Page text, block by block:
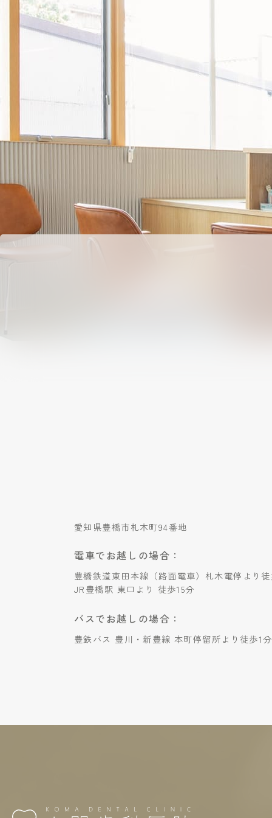
愛知県豊橋市札木町94番地
電車でお越しの場合：
豊橋鉄道東田本線（路面電車）札木電停より
JR豊橋駅 東口より 徒歩15分
バスでお越しの場合：
豊鉄バス 豊川・新豊線 本町停留所より徒歩1分